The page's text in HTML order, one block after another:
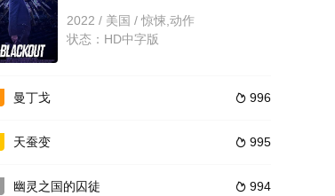
2022 / 美国 / 惊悚,动作
状态：HD中字版
 996
曼丁戈
 995
天蚕变
 994
幽灵之国的囚徒